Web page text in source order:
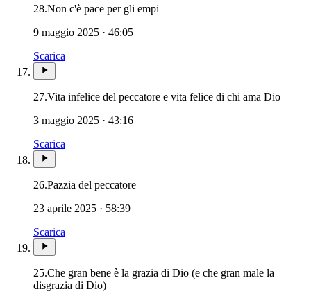
28.Non c'è pace per gli empi
9 maggio 2025 · 46:05
Scarica
27.Vita infelice del peccatore e vita felice di chi ama Dio
3 maggio 2025 · 43:16
Scarica
26.Pazzia del peccatore
23 aprile 2025 · 58:39
Scarica
25.Che gran bene è la grazia di Dio (e che gran male la
disgrazia di Dio)